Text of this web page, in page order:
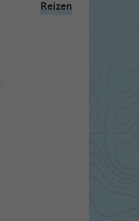
Reizen